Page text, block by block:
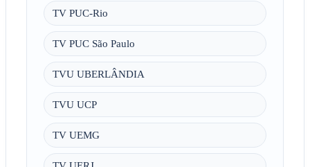
TV PUC-Rio
TV PUC São Paulo
TVU UBERLÂNDIA
TVU UCP
TV UEMG